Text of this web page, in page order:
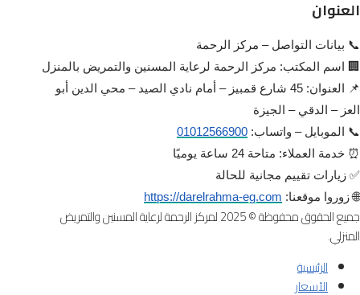
العنوان
📞 بيانات التواصل – مركز الرحمة
🏢 اسم المكتب: مركز الرحمة لرعاية المسنين والتمريض بالمنزل
📌 العنوان: 45 شارع قمبيز – أمام نادي الصيد – محي الدين أبو
العز – الدقي – الجيزة
📞 الموبايل – واتساب: 01012566900
⏰ خدمة العملاء: متاحة 24 ساعة يوميًا
✅ زيارات تقييم مجانية للحالة
🌐 زوروا موقعنا: https://darelrahma-eg.com
جميع الحقوق محفوظة © 2025 لمركز الرحمة لرعاية المسنين والتمريض
المنزلي.
الرئيسية
الآسعار